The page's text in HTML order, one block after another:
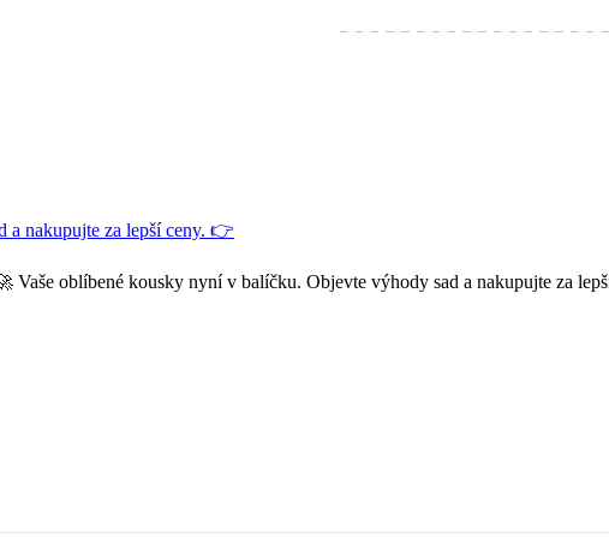
a nakupujte za lepší ceny. 👉
Vaše oblíbené kousky nyní v balíčku. Objevte výhody sad a nakupujte za